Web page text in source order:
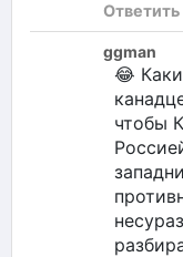
Ответить
ggman
😂
чтобы